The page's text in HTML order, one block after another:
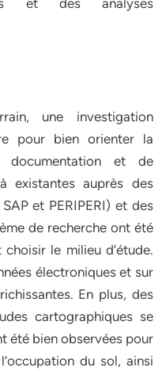
et des analyses
une investigation
pour bien orienter la
documentation et de
existantes auprès des
et PERIPERI) et des
de recherche ont été
le milieu d’étude.
électroniques et sur
En plus, des
cartographiques se
été bien observées pour
du sol, ainsi